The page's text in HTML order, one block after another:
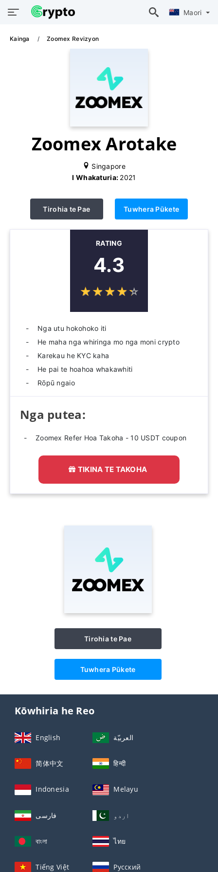
Maori
Kainga Zoomex Revizyon
Zoomex Arotake
Singapore
I Whakaturia: 2021
Tirohia te Pae Tuwhera Pūkete
RATING
4.3
☆☆☆☆☆
★★★★★
Nga utu hokohoko iti
He maha nga whiringa mo nga moni crypto
Karekau he KYC kaha
He pai te hoahoa whakawhiti
Rōpū ngaio
Nga putea:
Zoomex Refer Hoa Takoha - 10 USDT coupon
TIKINA TE TAKOHA
Tirohia te Pae
Tuwhera Pūkete
Kōwhiria he Reo
English العربيّة
简体中文 हिन्दी
Indonesia Melayu
فارسی اردو
বাংলা ไทย
Tiếng Việt Русский